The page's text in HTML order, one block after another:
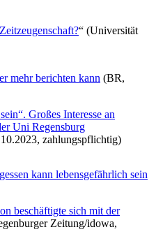
“ (Universität
mehr berichten kann (BR,
Großes Interesse an
Uni Regensburg
zahlungspflichtig)
kann lebensgefährlich sein
beschäftigte sich mit der
Zeitung/idowa,